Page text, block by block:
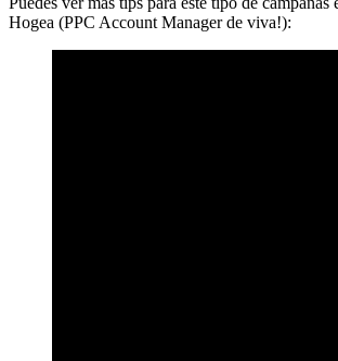
Hogea (PPC Account Manager de viva!):